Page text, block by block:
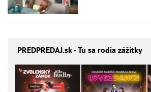
PREDPREDAJ.sk - Tu sa rodia zážitky